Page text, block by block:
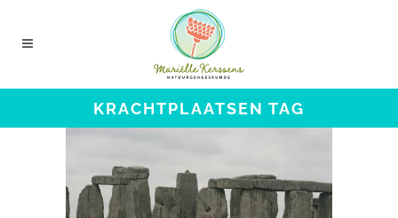
KRACHTPLAATSEN TAG